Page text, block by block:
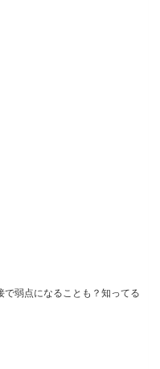
弱点になることも？知ってる